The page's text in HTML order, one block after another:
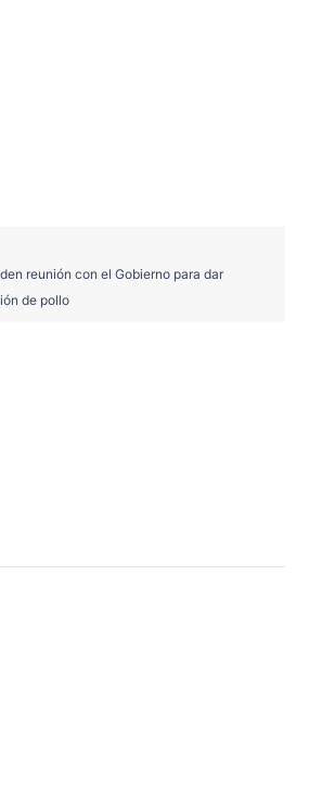
reunión con el Gobierno para dar
de pollo